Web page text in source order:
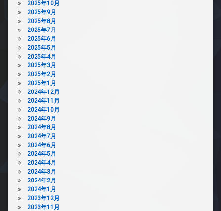
2025年10月
2025年9月
2025年8月
2025年7月
2025年6月
2025年5月
2025年4月
2025年3月
2025年2月
2025年1月
2024年12月
2024年11月
2024年10月
2024年9月
2024年8月
2024年7月
2024年6月
2024年5月
2024年4月
2024年3月
2024年2月
2024年1月
2023年12月
2023年11月